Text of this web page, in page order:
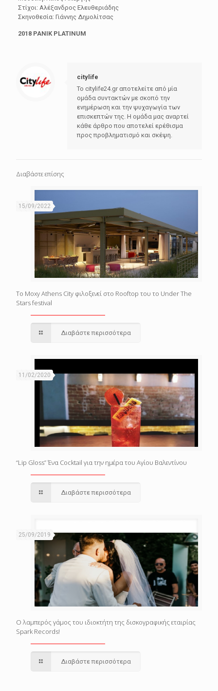
Στίχοι: Αλέξανδρος Ελευθεριάδης
Σκηνοθεσία: Γιάννης Δημολίτσας
2018 PANIK PLATINUM
citylife
Το citylife24.gr αποτελείτε από μία
ομάδα συντακτών με σκοπό την
ενημέρωση και την ψυχαγωγία των
επισκεπτών της. Η ομάδα μας αναρτεί
κάθε άρθρο που αποτελεί ερέθισμα
προς προβληματισμό και σκέψη.
Διαβάστε επίσης
15/09/2022
Το Moxy Athens City φιλοξενεί στο Rooftop του το Under The
Stars festival
Διαβάστε περισσότερα
11/02/2020
“Lip Gloss” Ένα Cocktail για την ημέρα του Αγίου Βαλεντίνου
Διαβάστε περισσότερα
25/09/2019
Ο λαμπερός γάμος του ιδιοκτήτη της δισκογραφικής εταιρίας
Spark Records!
Διαβάστε περισσότερα